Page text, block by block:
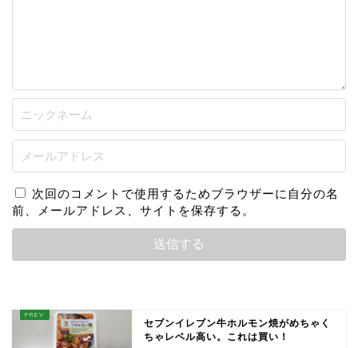
次回のコメントで使用するためブラウザーに自分の名
前、メールアドレス、サイトを保存する。
セブンイレブン牛ホルモン焼がめちゃく
ちゃレベル高い。これは買い！